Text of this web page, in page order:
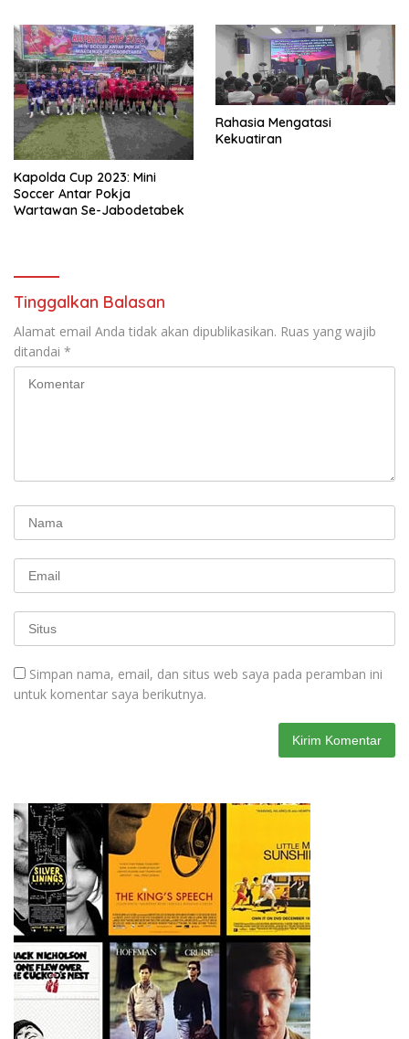
Kapolda Cup 2023: Mini
Soccer Antar Pokja
Wartawan Se-Jabodetabek
Rahasia Mengatasi
Kekuatiran
Tinggalkan Balasan
Alamat email Anda tidak akan dipublikasikan. Ruas yang wajib
ditandai *
Simpan nama, email, dan situs web saya pada peramban ini
untuk komentar saya berikutnya.